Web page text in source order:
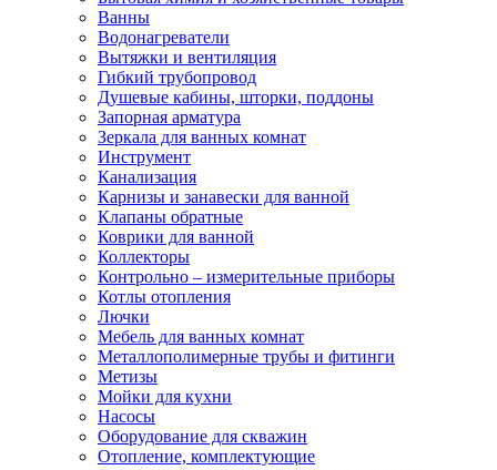
Ванны
Водонагреватели
Вытяжки и вентиляция
Гибкий трубопровод
Душевые кабины, шторки, поддоны
Запорная арматура
Зеркала для ванных комнат
Инструмент
Канализация
Карнизы и занавески для ванной
Клапаны обратные
Коврики для ванной
Коллекторы
Контрольно – измерительные приборы
Котлы отопления
Лючки
Мебель для ванных комнат
Металлополимерные трубы и фитинги
Метизы
Мойки для кухни
Насосы
Оборудование для скважин
Отопление, комплектующие